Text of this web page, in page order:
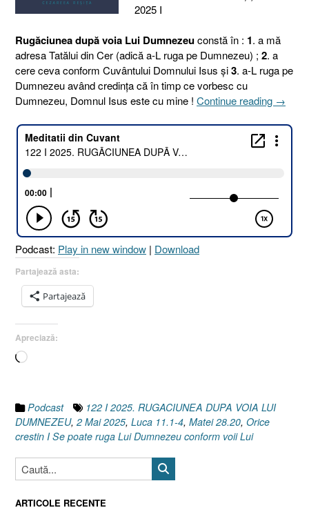
2025 I
Rugăciunea după voia Lui Dumnezeuconstă în : 1. a mă
adresa Tatălui din Cer (adică a-L ruga pe Dumnezeu) ; 2. a
cere ceva conform Cuvântului Domnului Isus și3. a-L ruga pe
Dumnezeu având credința că în timp ce vorbesc cu
Dumnezeu, Domnul Isus este cu mine ! Continue reading „122
2025.
11.1-
→
Podcast: Play in new window | Download
Partajează asta:
Partajează
Apreciază:
Încarc...
Podcast
122 I 2025. RUGACIUNEA DUPA VOIA LUI
DUMNEZEU, 2 Mai 2025, Luca 11.1-4, Matei 28.20, Orice
crestin I Se poate ruga Lui Dumnezeu conform voii Lui
ARTICOLE RECENTE